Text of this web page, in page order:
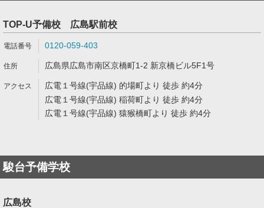
TOP-U予備校 広島駅前校
0120-059-403
広島県広島市南区京橋町1-2 新京橋ビル5F1号
広電１号線(宇品線) 的場町より 徒歩 約4分
広電１号線(宇品線) 稲荷町より 徒歩 約4分
広電１号線(宇品線) 猿猴橋町より 徒歩 約4分
駿台予備学校
広島校